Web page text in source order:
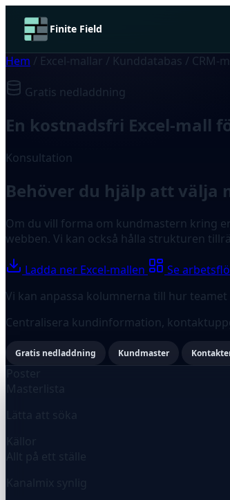
Finite Field
Hem / Excel-mallar / Kunddatabas / CRM-
Gratis nedladdning
En kostnadsfri Excel-mall
Konsultation
Behöver du hjälp att välja
Om du vill forma om kundmastern kring
webben. Vi kan också hålla strukturen
Ladda ner Excel-mallen Se
Vi kan anpassa kolumnerna till hur
Centralisera kundinformation,
Gratis nedladdning Kundmaster
Poster
Masterlista
Lätta att söka
Källor
Allt på ett ställe
Kanalmix synlig